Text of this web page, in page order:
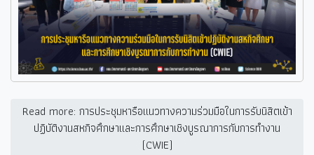
Read more: การประชุมหารือแนวทางความร่วมมือในการรับนิสิตเข้า
ปฏิบัติงานสหกิจศึกษาและการศึกษาเชิงบูรณาการกับการทำงาน
(CWIE)